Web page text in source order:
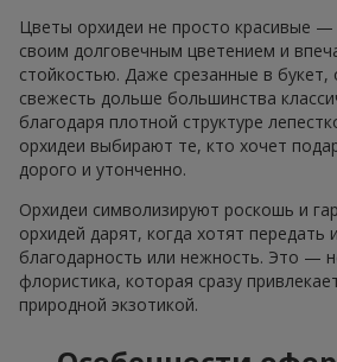
Цветы орхидеи не просто красивые
своим долговечным цветением и
стойкостью. Даже срезанные в букет,
свежесть дольше большинства
благодаря плотной структуре
орхидеи выбирают те, кто хочет
дорого и утонченно.
Орхидеи символизируют роскошь и
орхидей дарят, когда хотят передать
благодарность или нежность. Это —
флористика, которая сразу
природной экзотикой.